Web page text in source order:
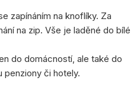
zapínáním na knoflíky. Za
na zip. Vše je laděné do bílé
do domácností, ale také do
penziony či hotely.